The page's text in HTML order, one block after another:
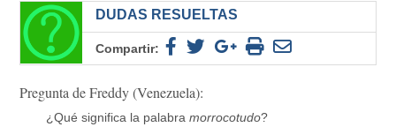
DUDAS RESUELTAS
Compartir:
Pregunta de Freddy (Venezuela):
¿Qué significa la palabramorrocotudo?